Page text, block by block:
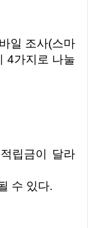
일 조사(스마
4가지로 나눌
립금이 달라
수 있다.